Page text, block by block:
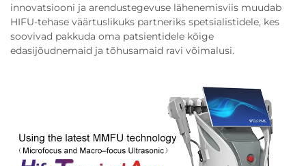
innovatsiooni ja arendustegevuse lähenemisviis muudab
HIFU-tehase väärtuslikuks partneriks spetsialistidele, kes
soovivad pakkuda oma patsientidele kõige
edasijõudnemaid ja tõhusamaid ravi võimalusi.